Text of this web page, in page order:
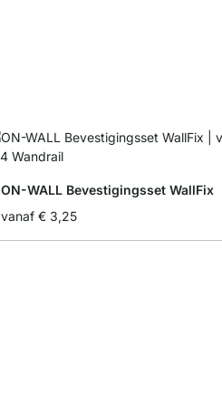
ON-WALL Bevestigingsset WallFix
vanaf € 3,25